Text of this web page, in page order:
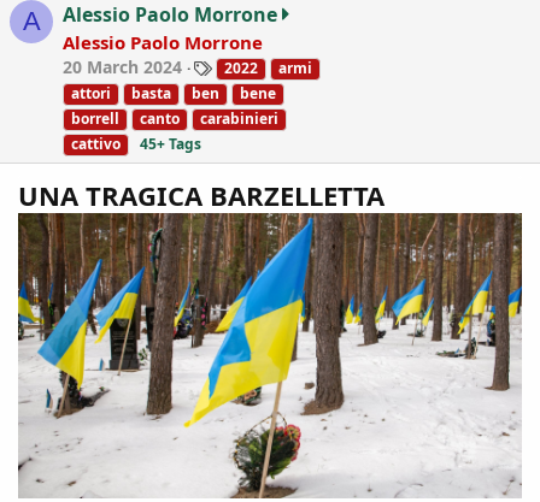
o
A Alessio Paolo Morrone
Alessio Paolo Morrone
20 March 2024
T
a
g
s
2022
armi
attori
basta ben
bene
borrell
canto
carabinieri
cattivo
45+ Tags
UNA TRAGICA BARZELLETTA